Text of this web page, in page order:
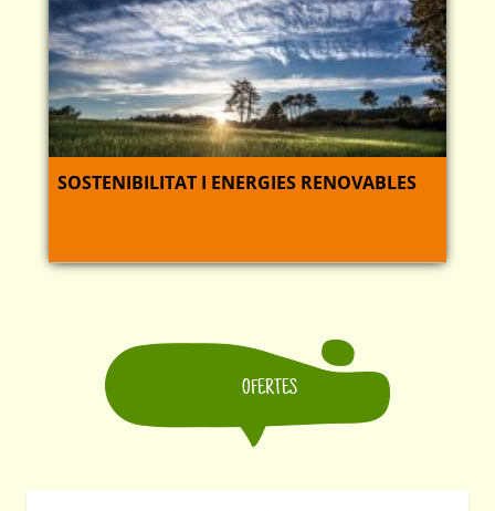
SOSTENIBILITAT I ENERGIES RENOVABLES
OFERTES